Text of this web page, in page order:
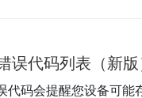
误代码列表（新版
代码会提醒您设备可能